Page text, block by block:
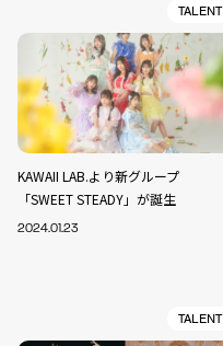
TALENT
KAWAII LAB.より新グループ
「SWEET STEADY」が誕生
2024.01.23
TALENT